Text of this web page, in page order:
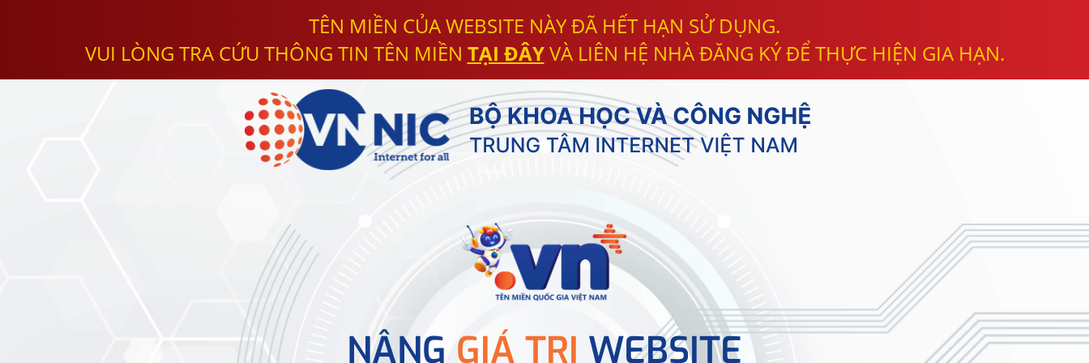
TÊN MIỀN CỦA WEBSITE NÀY ĐÃ HẾT HẠN SỬ DỤNG.
VUI LÒNG TRA CỨU THÔNG TIN TÊN MIỀN TẠI ĐÂYVÀ LIÊN HỆ NHÀ ĐĂNG KÝ ĐỂ THỰC HIỆN GIA HẠN.
NÂNG GIÁ TRỊ WEBSITE